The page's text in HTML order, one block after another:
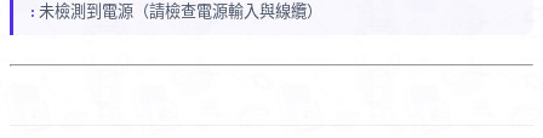
未檢測到電源（請檢查電源輸入與線纜）